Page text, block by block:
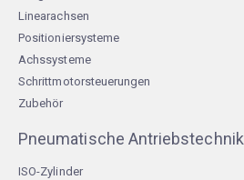
Linearachsen
Positioniersysteme
Achssysteme
Schrittmotorsteuerungen
Zubehör
Pneumatische Antriebstechnik
ISO-Zylinder